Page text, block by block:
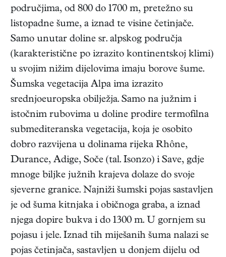
područjima, od 800 do 1700 m, pretežno su
listopadne šume, a iznad te visine četinjače.
Samo unutar doline sr. alpskog područja
(karakteristične po izrazito kontinentskoj klimi)
u svojim nižim dijelovima imaju borove šume.
Šumska vegetacija Alpa ima izrazito
srednjoeuropska obilježja. Samo na južnim i
istočnim rubovima u doline prodire termofilna
submediteranska vegetacija, koja je osobito
dobro razvijena u dolinama rijeka Rhône,
Durance, Adige, Soče (tal. Isonzo) i Save, gdje
mnoge biljke južnih krajeva dolaze do svoje
sjeverne granice. Najniži šumski pojas sastavljen
je od šuma kitnjaka i običnoga graba, a iznad
njega dopire bukva i do 1300 m. U gornjem su
pojasu i jele. Iznad tih miješanih šuma nalazi se
pojas četinjača, sastavljen u donjem dijelu od